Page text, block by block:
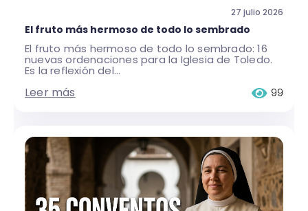
27 julio 2026
El fruto más hermoso de todo lo sembrado
El fruto más hermoso de todo lo sembrado: 16
nuevas ordenaciones para la Iglesia de Toledo.
Es la reflexión del...
Leer más 99